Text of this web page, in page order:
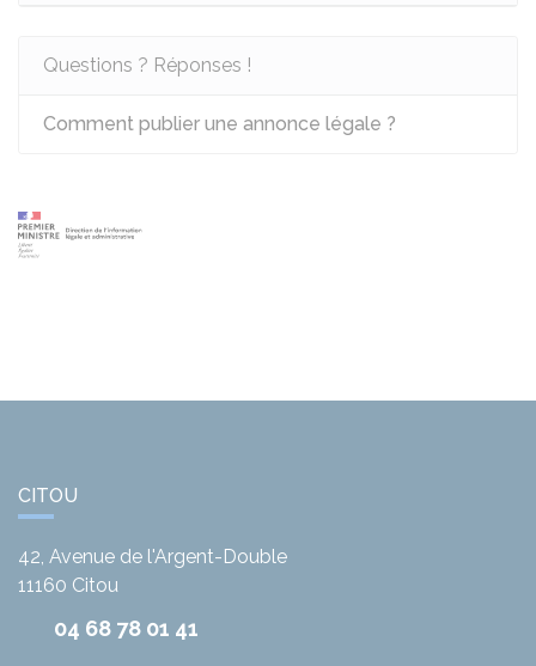
Questions ? Réponses !
Comment publier une annonce légale ?
CITOU
42, Avenue de l'Argent-Double
11160 Citou
04 68 78 01 41